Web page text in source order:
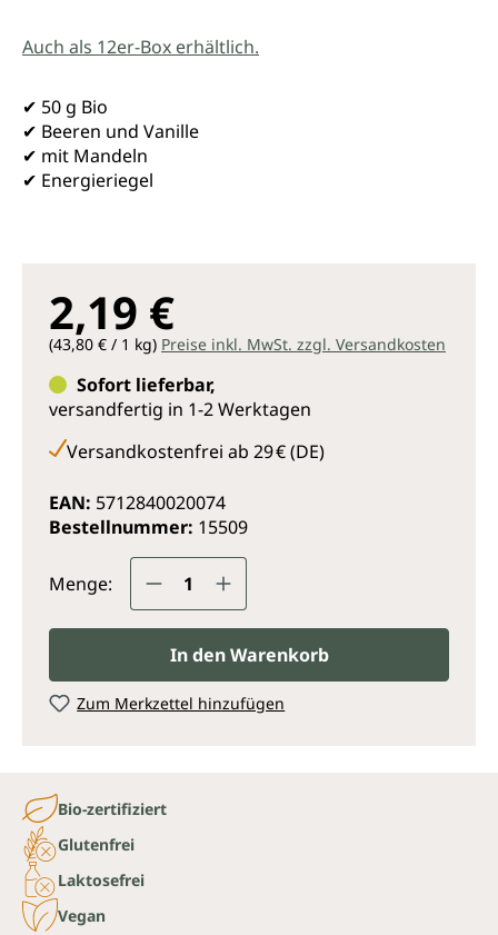
Auch als 12er-Box erhältlich.
✔ 50 g Bio
✔ Beeren und Vanille
✔ mit Mandeln
✔ Energieriegel
2,19 €
(43,80 € / 1 kg) Preise inkl. MwSt. zzgl. Versandkosten
Sofort lieferbar,
versandfertig in 1-2 Werktagen
Versandkostenfrei ab 29 € (DE)
EAN: 5712840020074
Bestellnummer: 15509
Menge: Produkt Anzahl: Gib den
In den Warenkorb
Zum Merkzettel hinzufügen
Bio-zertifiziert
Glutenfrei
Laktosefrei
Vegan